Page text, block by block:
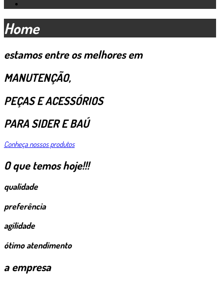
Home
estamos entre os melhores em
MANUTENÇÃO,
PEÇAS E ACESSÓRIOS
PARA SIDER E BAÚ
Conheça nossos produtos
O que temos hoje!!!
qualidade
preferência
agilidade
ótimo atendimento
a empresa